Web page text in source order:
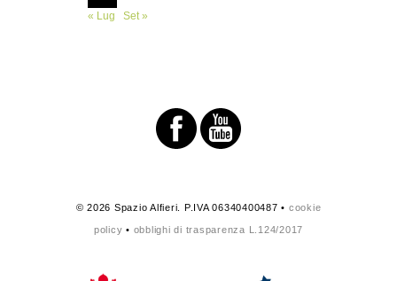
« Lug
Set »
© 2026 Spazio Alfieri. P.IVA 06340400487 • cookie
policy • obblighi di trasparenza L.124/2017